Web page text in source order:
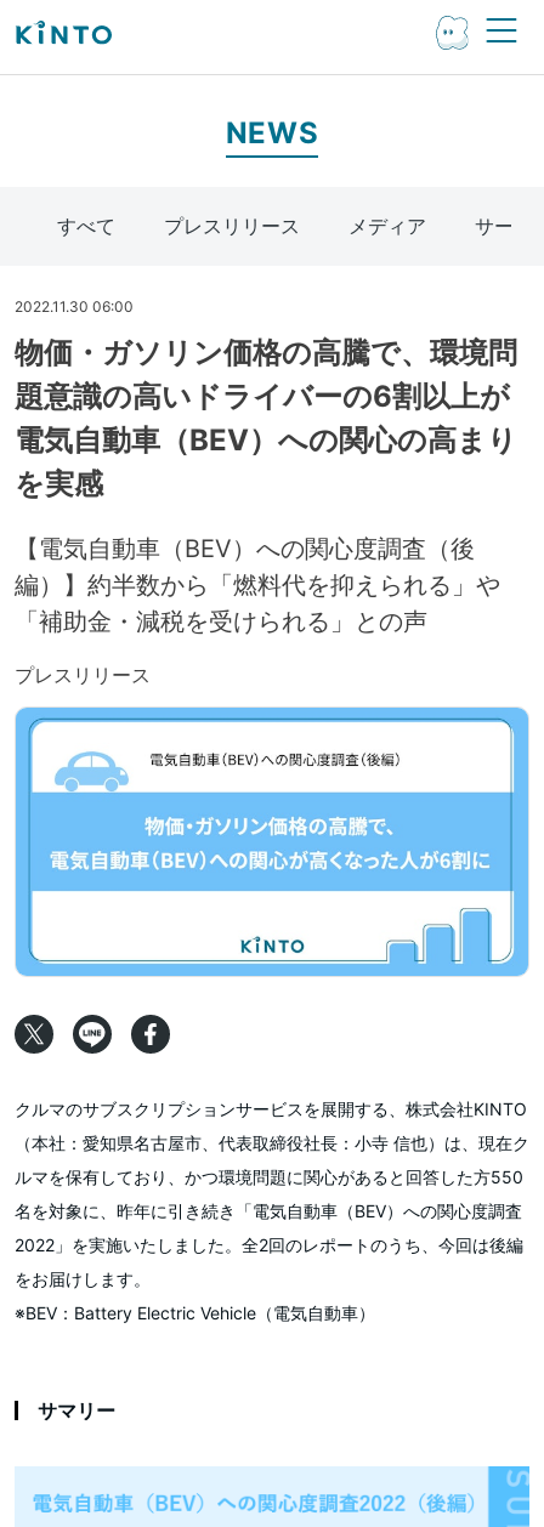
NEWS
すべて プレスリリース メディア サービ
2022.11.30 06:00
物価・ガソリン価格の高騰で、環境問
題意識の高いドライバーの6割以上が
電気自動車（BEV）への関心の高まり
を実感
【電気自動車（BEV）への関心度調査（後
編）】約半数から「燃料代を抑えられる」や
「補助金・減税を受けられる」との声
プレスリリース
クルマのサブスクリプションサービスを展開する、株式会社KINTO
（本社：愛知県名古屋市、代表取締役社⻑：小寺 信也）は、現在ク
ルマを保有しており、かつ環境問題に関心があると回答した方550
名を対象に、昨年に引き続き「電気自動車（BEV）への関心度調査
2022」を実施いたしました。全2回のレポートのうち、今回は後編
をお届けします。
※BEV：Battery Electric Vehicle（電気自動車）
サマリー